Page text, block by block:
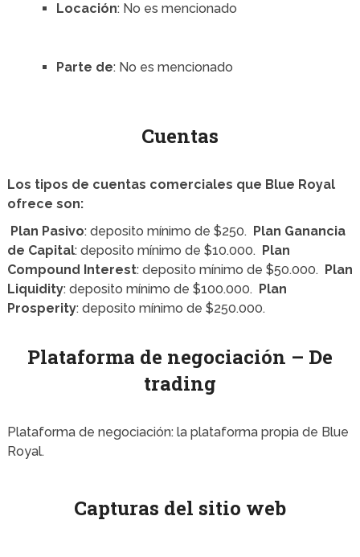
Locación: No es mencionado
Parte de: No es mencionado
Cuentas
Los tipos de cuentas comerciales que Blue Royal
ofrece son:
Plan Pasivo: deposito mínimo de $250. Plan Ganancia
de Capital: deposito mínimo de $10.000. Plan
Compound Interest: deposito mínimo de $50.000. Plan
Liquidity: deposito mínimo de $100.000. Plan
Prosperity: deposito mínimo de $250.000.
Plataforma de negociación – De
trading
Plataforma de negociación: la plataforma propia de Blue
Royal.
Capturas del sitio web